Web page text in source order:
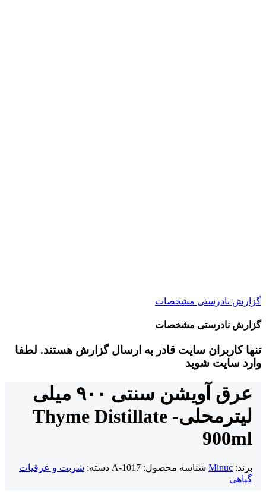
گزارش نادرستی مشخصات
گزارش نادرستی مشخصات
تنها کاربران سایت قادر به ارسال گزارش هستند. لطفا
وارد سایت شوید
عرق آویشن سنتی ۹۰۰ میلی
لیتر محلیThyme Distillate -
900ml
برند: Minuc شناسه محصول: A-1017 دسته: شربت و عرقیات
گیاهی